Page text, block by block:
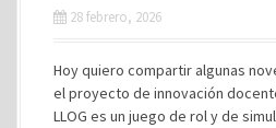
28 febrero, 2026
Hoy quiero compartir algunas
el proyecto de innovación
LLOG es un juego de rol y de